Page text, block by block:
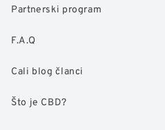
Partnerski program
F.A.Q
Cali blog članci
Što je CBD?